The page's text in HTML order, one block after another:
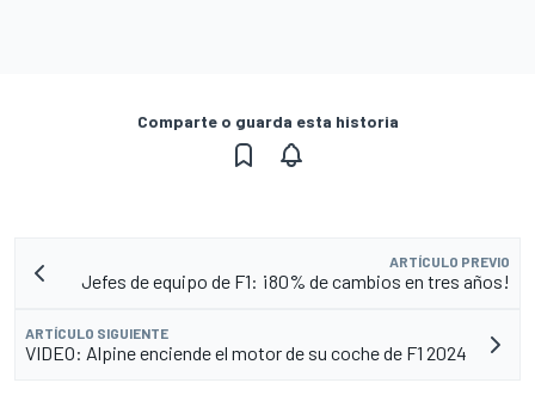
Comparte o guarda esta historia
ARTÍCULO PREVIO
Jefes de equipo de F1: ¡80% de cambios en tres años!
ARTÍCULO SIGUIENTE
VIDEO: Alpine enciende el motor de su coche de F1 2024